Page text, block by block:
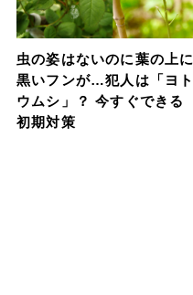
虫の姿はないのに葉の上に
黒いフンが…犯人は「ヨト
ウムシ」？ 今すぐできる
初期対策